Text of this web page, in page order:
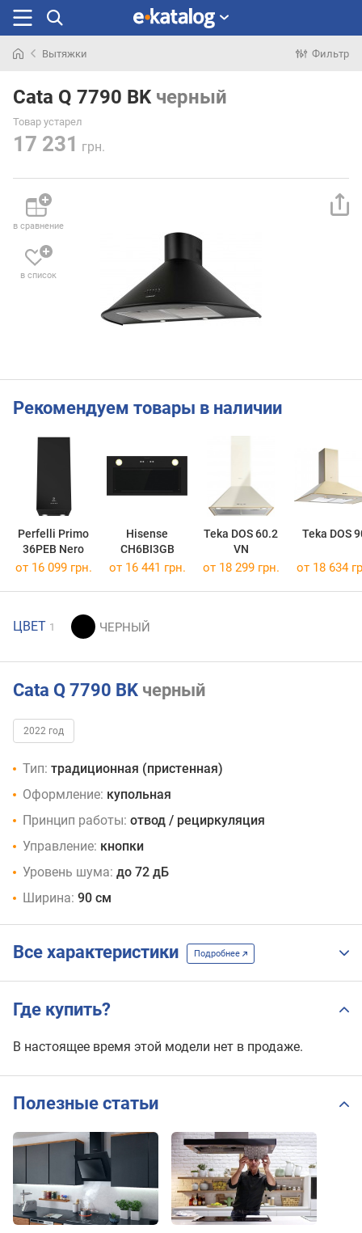
раньше
Вытяжки Фильтр
Cata Q 7790 BK черный
Товар устарел
17 231 грн.
в сравнение
в список
Рекомендуем товары в наличии
Perfelli Primo
36PEB Nero
Hisense
CH6BI3GB
Teka DOS 60.2
VN
Teka DOS
от 16 099 грн. от 16 441 грн. от 18 299 грн. от 18 634
ЦВЕТ 1
Cata Q 7790 BK черный
2022 год
Тип: традиционная (пристенная)
Оформление: купольная
Принцип работы: отвод / рециркуляция
Управление: кнопки
Уровень шума: до 72 дБ
Ширина: 90 см
Все характеристики Подробнее
Где купить?
В настоящее время этой модели нет в продаже.
Полезные статьи